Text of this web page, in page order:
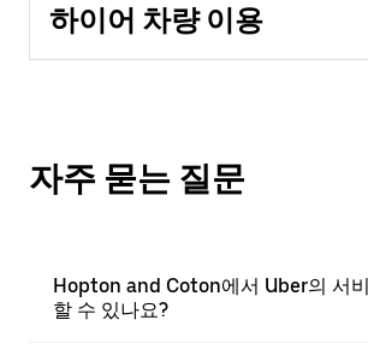
하이어 차량 이용
자주 묻는 질문
Hopton and Coton에서 Uber의 서
할 수 있나요?